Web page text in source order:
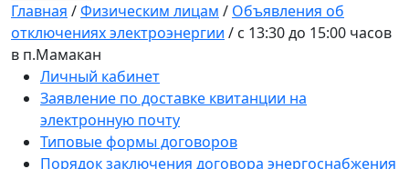
Главная /Физическим лицам / Объявления об
отключениях электроэнергии / с 13:30 до 15:00 часов
в п.Мамакан
Личный кабинет
Заявление по доставке квитанции на
электронную почту
Типовые формы договоров
Порядок заключения договора энергоснабжения